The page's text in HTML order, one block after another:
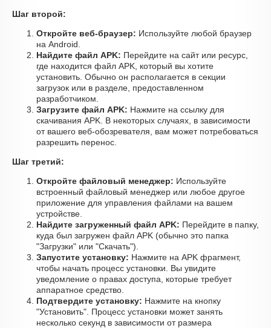
Шаг второй:
Откройте веб-браузер: Используйте любой браузер
на Android.
Найдите файл APK: Перейдите на сайт или ресурс,
где находится файл APK, который вы хотите
установить. Обычно он располагается в секции
загрузок или в разделе, предоставленном
разработчиком.
Загрузите файл APK: Нажмите на ссылку для
скачивания APK. В некоторых случаях, в зависимости
от вашего веб-обозревателя, вам может потребоваться
разрешить перенос.
Шаг третий:
Откройте файловый менеджер: Используйте
встроенный файловый менеджер или любое другое
приложение для управления файлами на вашем
устройстве.
Найдите загруженный файл APK: Перейдите в папку,
куда был загружен файл APK (обычно это папка
"Загрузки" или "Скачать").
Запустите установку: Нажмите на APK фрагмент,
чтобы начать процесс установки. Вы увидите
уведомление о правах доступа, которые требует
аппаратное средство.
Подтвердите установку: Нажмите на кнопку
"Установить". Процесс установки может занять
несколько секунд в зависимости от размера